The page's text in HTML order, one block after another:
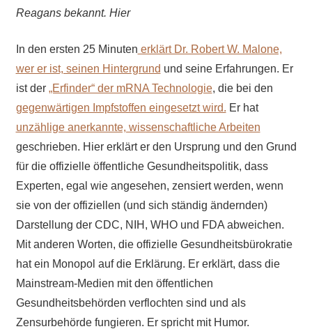
Reagans bekannt. Hier
In den ersten 25 Minuten erklärt Dr. Robert W. Malone,
wer er ist, seinen Hintergrund und seine Erfahrungen. Er
ist der „Erfinder“ der mRNA Technologie, die bei den
gegenwärtigen Impfstoffen eingesetzt wird. Er hat
unzählige anerkannte, wissenschaftliche Arbeiten
geschrieben. Hier erklärt er den Ursprung und den Grund
für die offizielle öffentliche Gesundheitspolitik, dass
Experten, egal wie angesehen, zensiert werden, wenn
sie von der offiziellen (und sich ständig ändernden)
Darstellung der CDC, NIH, WHO und FDA abweichen.
Mit anderen Worten, die offizielle Gesundheitsbürokratie
hat ein Monopol auf die Erklärung. Er erklärt, dass die
Mainstream-Medien mit den öffentlichen
Gesundheitsbehörden verflochten sind und als
Zensurbehörde fungieren. Er spricht mit Humor.